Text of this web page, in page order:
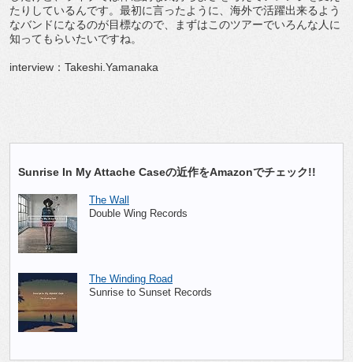
たりしているんです。最初に言ったように、海外で活躍出来るよう
なバンドになるのが目標なので、まずはこのツアーでいろんな人に
知ってもらいたいですね。
interview：Takeshi.Yamanaka
Sunrise In My Attache Caseの近作をAmazonでチェック!!
The Wall
Double Wing Records
The Winding Road
Sunrise to Sunset Records